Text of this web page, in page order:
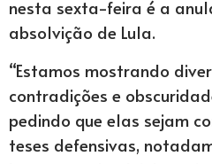
nesta sexta-feira é a
absolvição de Lula.
“Estamos mostrando
contradições e
pedindo que elas sejam
teses defensivas,